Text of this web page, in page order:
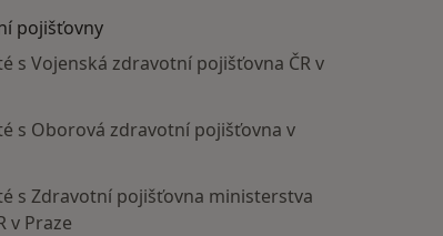
pojišťovny
s Vojenská zdravotní pojišťovna ČR v
s Oborová zdravotní pojišťovna v
s Zdravotní pojišťovna ministerstva
v Praze